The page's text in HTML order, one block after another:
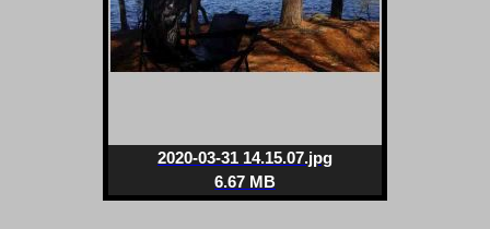
2020-03-31 14.15.07.jpg
6.67 MB